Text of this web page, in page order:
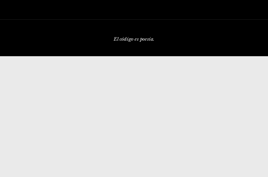
El código es poesía.